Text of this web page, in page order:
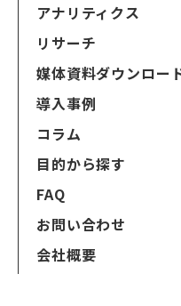
アナリティクス
リサーチ
媒体資料ダウンロー
導入事例
コラム
目的から探す
FAQ
お問い合わせ
会社概要